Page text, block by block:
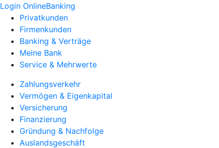
Login OnlineBanking
Privatkunden
Firmenkunden
Banking & Verträge
Meine Bank
Service & Mehrwerte
Zahlungsverkehr
Vermögen & Eigenkapital
Versicherung
Finanzierung
Gründung & Nachfolge
Auslandsgeschäft